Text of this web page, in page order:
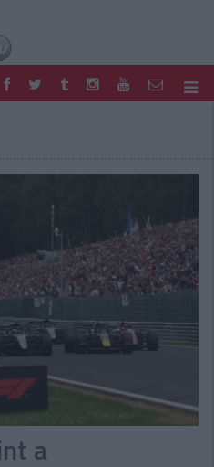
TIPPJÁTÉK
PONTÁLLÁSOK
a